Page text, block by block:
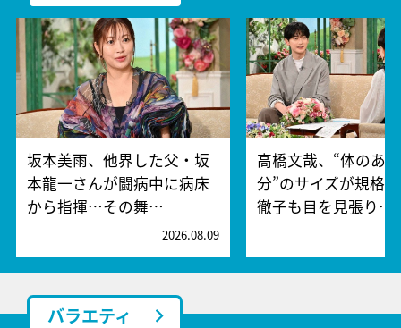
坂本美雨、他界した父・坂
本龍一さんが闘病中に病床
から指揮…その舞…
2026.08.09
高橋文哉、“体のあ
分”のサイズが規格
徹子も目を見張り…
バラエティ